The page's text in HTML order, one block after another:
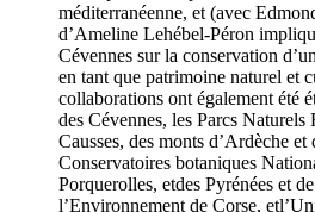
méditerranéenne, et (avec
d’Ameline Lehébel-Péron
Cévennes sur la conservation
en tant que patrimoine naturel et
collaborations ont également été
des Cévennes, les Parcs
Causses, des monts d’Ardèche et
Conservatoires botaniques
Porquerolles, etdes Pyrénées et
l’Environnement de Corse,